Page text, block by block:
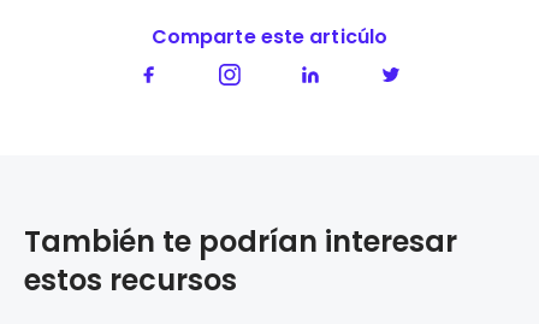
Comparte este articúlo
También te podrían interesar
estos recursos